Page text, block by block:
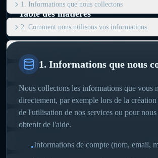
Table des matières
1. Informations que nous collectons
2. Comment nous utilisons vos informations
4. Sécurité des données
7. Traitement des données Genwave Agent
1. Informations que nous
Nous collectons les informations que vous
directement, par exemple lors de la
de l'utilisation de nos services ou pour
obtenir de l'aide.
•Informations de compte (nom, email,